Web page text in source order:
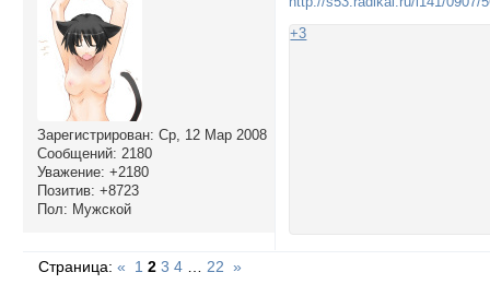
Зарегистрирован: Ср, 12 Мар 2008
Сообщений: 2180
Уважение: +2180
Позитив: +8723
Пол: Мужской
+3
Страница:« 1 2 3 4 … 22 »